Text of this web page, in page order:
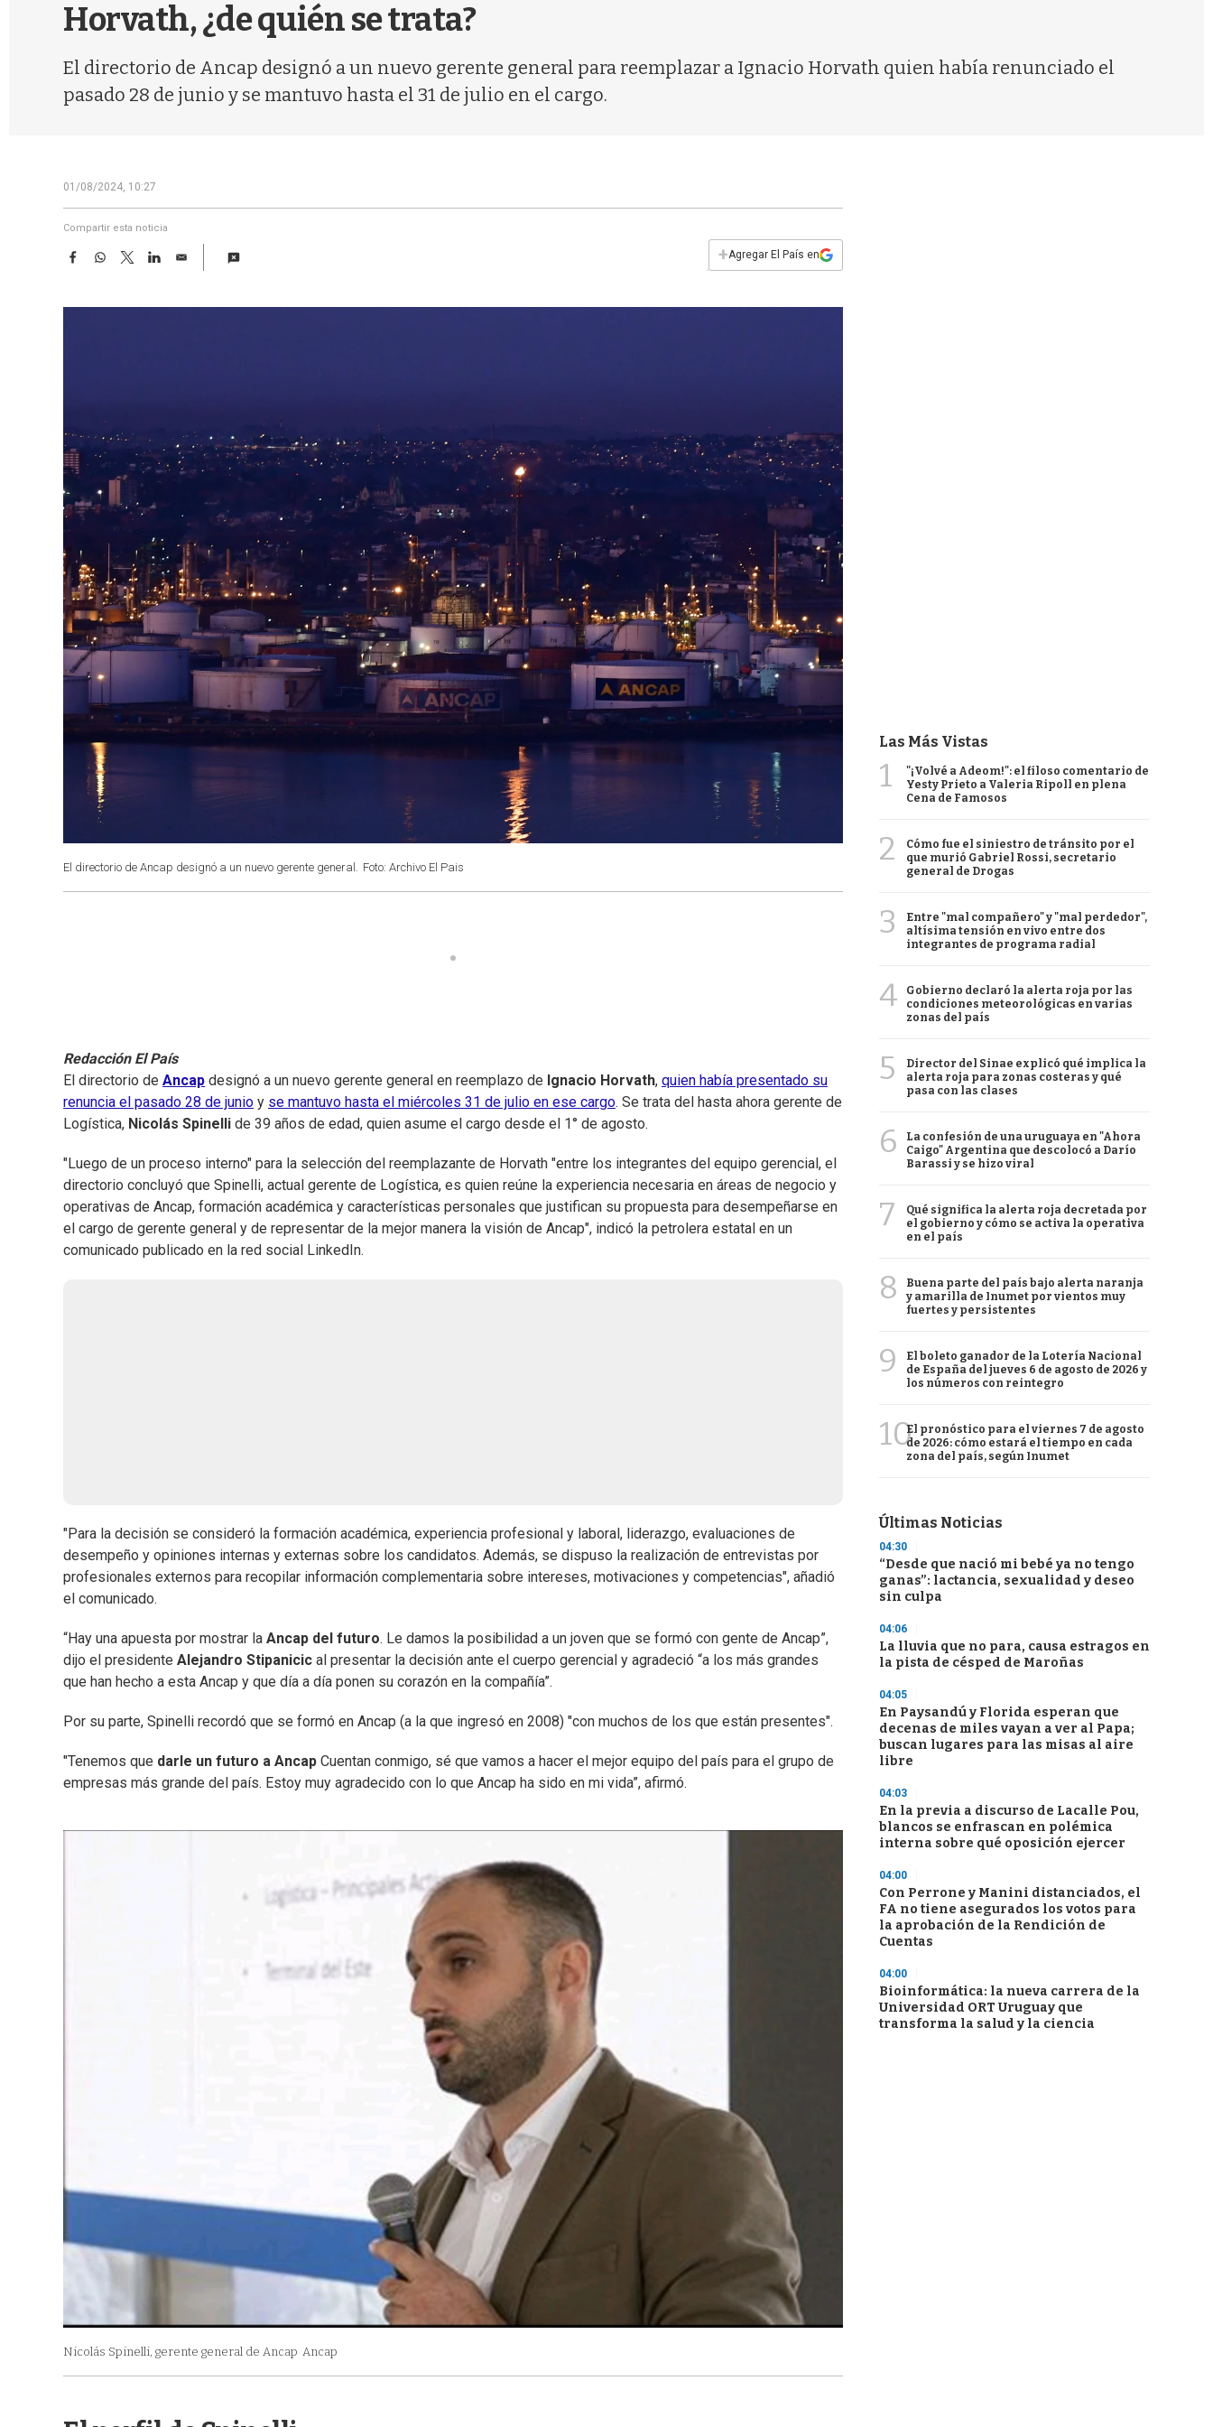
Horvath, ¿de quién se trata?
El directorio de Ancap designó a un nuevo gerente general para reemplazar a Ignacio Horvath quien había renunciado el
pasado 28 de junio y se mantuvo hasta el 31 de julio en el cargo.
01/08/2024, 10:27
Compartir esta noticia
F
e
W
t
T
w
t
L
k
E
i
+Agregar El País en
El directorio de Ancap designó a un nuevo gerente general. Foto: Archivo El Pais
Redacción El País
El directorio de Ancap designó a un nuevo gerente general en reemplazo de Ignacio Horvath, quien había presentado su
renuncia el pasado 28 de junio y se mantuvo hasta el miércoles 31 de julio en ese cargo. Se trata del hasta ahora gerente de
Logística, Nicolás Spinelli de 39 años de edad, quien asume el cargo desde el 1° de agosto.
"Luego de un proceso interno" para la selección del reemplazante de Horvath "entre los integrantes del equipo gerencial, el
directorio concluyó que Spinelli, actual gerente de Logística, es quien reúne la experiencia necesaria en áreas de negocio y
operativas de Ancap, formación académica y características personales que justifican su propuesta para desempeñarse en
el cargo de gerente general y de representar de la mejor manera la visión de Ancap", indicó la petrolera estatal en un
comunicado publicado en la red social LinkedIn.
"Para la decisión se consideró la formación académica, experiencia profesional y laboral, liderazgo, evaluaciones de
desempeño y opiniones internas y externas sobre los candidatos. Además, se dispuso la realización de entrevistas por
profesionales externos para recopilar información complementaria sobre intereses, motivaciones y competencias", añadió
el comunicado.
“Hay una apuesta por mostrar la Ancap del futuro. Le damos la posibilidad a un joven que se formó con gente de Ancap”,
dijo el presidente Alejandro Stipanicic al presentar la decisión ante el cuerpo gerencial y agradeció “a los más grandes
que han hecho a esta Ancap y que día a día ponen su corazón en la compañía”.
Por su parte, Spinelli recordó que se formó en Ancap (a la que ingresó en 2008) "con muchos de los que están presentes".
"Tenemos que darle un futuro a Ancap Cuentan conmigo, sé que vamos a hacer el mejor equipo del país para el grupo de
empresas más grande del país. Estoy muy agradecido con lo que Ancap ha sido en mi vida”, afirmó.
Nicolás Spinelli, gerente general de Ancap Ancap
Las Más Vistas
1
"¡Volvé a Adeom!": el filoso comentario de
Yesty Prieto a Valeria Ripoll en plena
Cena de Famosos
2
Cómo fue el siniestro de tránsito por el
que murió Gabriel Rossi, secretario
general de Drogas
3
Entre "mal compañero" y "mal perdedor",
altísima tensión en vivo entre dos
integrantes de programa radial
4
Gobierno declaró la alerta roja por las
condiciones meteorológicas en varias
zonas del país
5
Director del Sinae explicó qué implica la
alerta roja para zonas costeras y qué
pasa con las clases
6
La confesión de una uruguaya en "Ahora
Caigo" Argentina que descolocó a Darío
Barassi y se hizo viral
7
Qué significa la alerta roja decretada por
el gobierno y cómo se activa la operativa
en el país
8
Buena parte del país bajo alerta naranja
y amarilla de Inumet por vientos muy
fuertes y persistentes
9
El boleto ganador de la Lotería Nacional
de España del jueves 6 de agosto de 2026 y
los números con reintegro
10El pronóstico para el viernes 7 de agosto
de 2026: cómo estará el tiempo en cada
zona del país, según Inumet
Últimas Noticias
04:30
“Desde que nació mi bebé ya no tengo
ganas”: lactancia, sexualidad y deseo
sin culpa
04:06
La lluvia que no para, causa estragos en
la pista de césped de Maroñas
04:05
En Paysandú y Florida esperan que
decenas de miles vayan a ver al Papa;
buscan lugares para las misas al aire
libre
04:03
En la previa a discurso de Lacalle Pou,
blancos se enfrascan en polémica
interna sobre qué oposición ejercer
04:00
Con Perrone y Manini distanciados, el
FA no tiene asegurados los votos para
la aprobación de la Rendición de
Cuentas
04:00
Bioinformática: la nueva carrera de la
Universidad ORT Uruguay que
transforma la salud y la ciencia